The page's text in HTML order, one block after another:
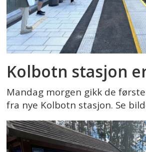
Kolbotn stasjon
Mandag morgen gikk de
fra nye Kolbotn stasjon. Se